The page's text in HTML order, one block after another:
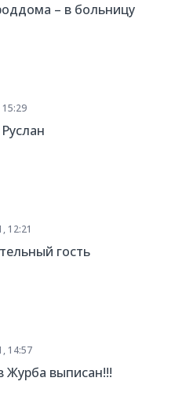
– в больницу
12:21
гость
14:57
Журба выписан!!!